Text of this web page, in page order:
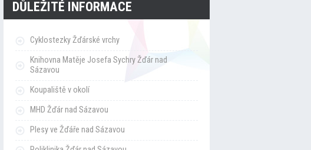
DŮLEŽITÉ INFORMACE
Cyklostezky Žďárské vrchy
Knihovna Matěje Josefa Sychry Žďár nad
Sázavou
Koupaliště v okolí
MHD Žďár nad Sázavou
Plesy ve Žďáře nad Sázavou